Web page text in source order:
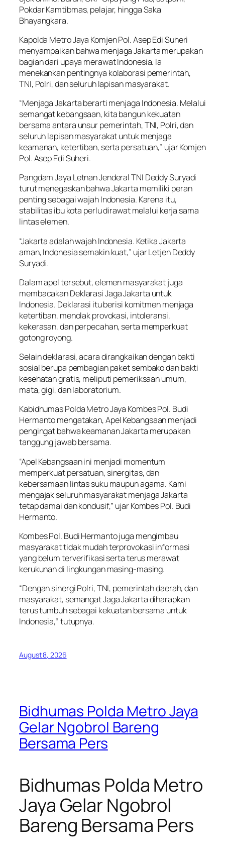
Pokdar Kamtibmas, pelajar, hingga Saka
Bhayangkara.
Kapolda Metro Jaya Komjen Pol. Asep Edi Suheri
menyampaikan bahwa menjaga Jakarta merupakan
bagian dari upaya merawat Indonesia. Ia
menekankan pentingnya kolaborasi pemerintah,
TNI, Polri, dan seluruh lapisan masyarakat.
“Menjaga Jakarta berarti menjaga Indonesia. Melalui
semangat kebangsaan, kita bangun kekuatan
bersama antara unsur pemerintah, TNI, Polri, dan
seluruh lapisan masyarakat untuk menjaga
keamanan, ketertiban, serta persatuan,” ujar Komjen
Pol. Asep Edi Suheri.
Pangdam Jaya Letnan Jenderal TNI Deddy Suryadi
turut menegaskan bahwa Jakarta memiliki peran
penting sebagai wajah Indonesia. Karena itu,
stabilitas ibu kota perlu dirawat melalui kerja sama
lintas elemen.
“Jakarta adalah wajah Indonesia. Ketika Jakarta
aman, Indonesia semakin kuat,” ujar Letjen Deddy
Suryadi.
Dalam apel tersebut, elemen masyarakat juga
membacakan Deklarasi Jaga Jakarta untuk
Indonesia. Deklarasi itu berisi komitmen menjaga
ketertiban, menolak provokasi, intoleransi,
kekerasan, dan perpecahan, serta memperkuat
gotong royong.
Selain deklarasi, acara dirangkaikan dengan bakti
sosial berupa pembagian paket sembako dan bakti
kesehatan gratis, meliputi pemeriksaan umum,
mata, gigi, dan laboratorium.
Kabidhumas Polda Metro Jaya Kombes Pol. Budi
Hermanto mengatakan, Apel Kebangsaan menjadi
pengingat bahwa keamanan Jakarta merupakan
tanggung jawab bersama.
“Apel Kebangsaan ini menjadi momentum
memperkuat persatuan, sinergitas, dan
kebersamaan lintas suku maupun agama. Kami
mengajak seluruh masyarakat menjaga Jakarta
tetap damai dan kondusif,” ujar Kombes Pol. Budi
Hermanto.
Kombes Pol. Budi Hermanto juga mengimbau
masyarakat tidak mudah terprovokasi informasi
yang belum terverifikasi serta terus merawat
kerukunan di lingkungan masing-masing.
“Dengan sinergi Polri, TNI, pemerintah daerah, dan
masyarakat, semangat Jaga Jakarta diharapkan
terus tumbuh sebagai kekuatan bersama untuk
Indonesia,” tutupnya.
August 8, 2026
Bidhumas Polda Metro Jaya
Gelar Ngobrol Bareng
Bersama Pers
Bidhumas Polda Metro
Jaya Gelar Ngobrol
Bareng Bersama Pers